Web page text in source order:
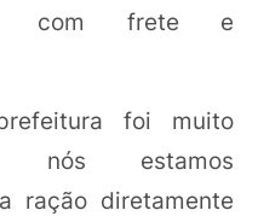
com frete e
foi muito
nós estamos
ração diretamente